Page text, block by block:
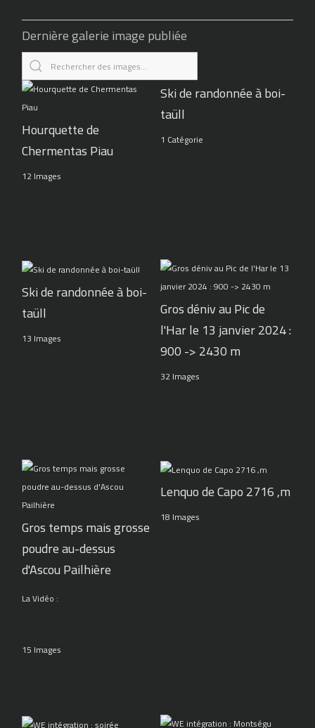
Dernière galerie image publiée
Hourquette de
Chermentas Piau
12 Images
Ski de randonnée à boi-
taüll
1 Catégorie
Ski de randonnée à boi-
taüll
13 Images
Gros déniv au Pic de
l'Har le 13 janvier 2024 :
900 -> 2430 m
32 Images
Gros temps mais grosse
poudre au-dessus
d'Ascou Pailhière
La Vidéo :
15 Images
Lenquo de Capo 2716 ,m
18 Images